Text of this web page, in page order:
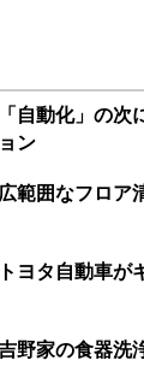
「自動化」の
ョン
広範囲なフロア
トヨタ自動車
野家の食器洗